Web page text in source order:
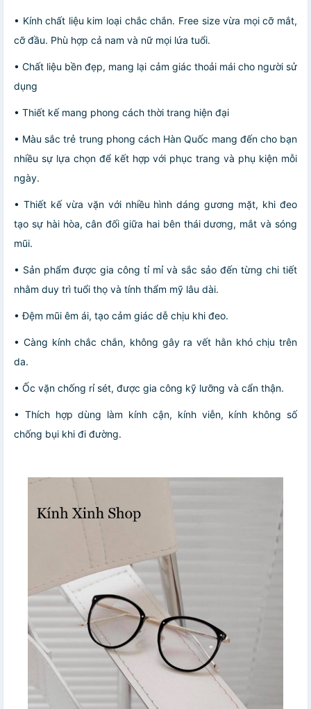
• Kính chất liệu kim loại chắc chắn. Free size vừa mọi cỡ mắt,
cỡ đầu. Phù hợp cả nam và nữ mọi lứa tuổi.
• Chất liệu bền đẹp, mang lại cảm giác thoải mái cho người sử
dụng
• Thiết kế mang phong cách thời trang hiện đại
• Màu sắc trẻ trung phong cách Hàn Quốc mang đến cho bạn
nhiều sự lựa chọn để kết hợp với phục trang và phụ kiện mỗi
ngày.
• Thiết kế vừa vặn với nhiều hình dáng gương mặt, khi đeo
tạo sự hài hòa, cân đối giữa hai bên thái dương, mắt và sóng
mũi.
• Sản phẩm được gia công tỉ mỉ và sắc sảo đến từng chi tiết
nhằm duy trì tuổi thọ và tính thẩm mỹ lâu dài.
• Đệm mũi êm ái, tạo cảm giác dễ chịu khi đeo.
• Càng kính chắc chắn, không gây ra vết hằn khó chịu trên
da.
• Ốc vặn chống rỉ sét, được gia công kỹ lưỡng và cẩn thận.
• Thích hợp dùng làm kính cận, kính viễn, kính không số
chống bụi khi đi đường.